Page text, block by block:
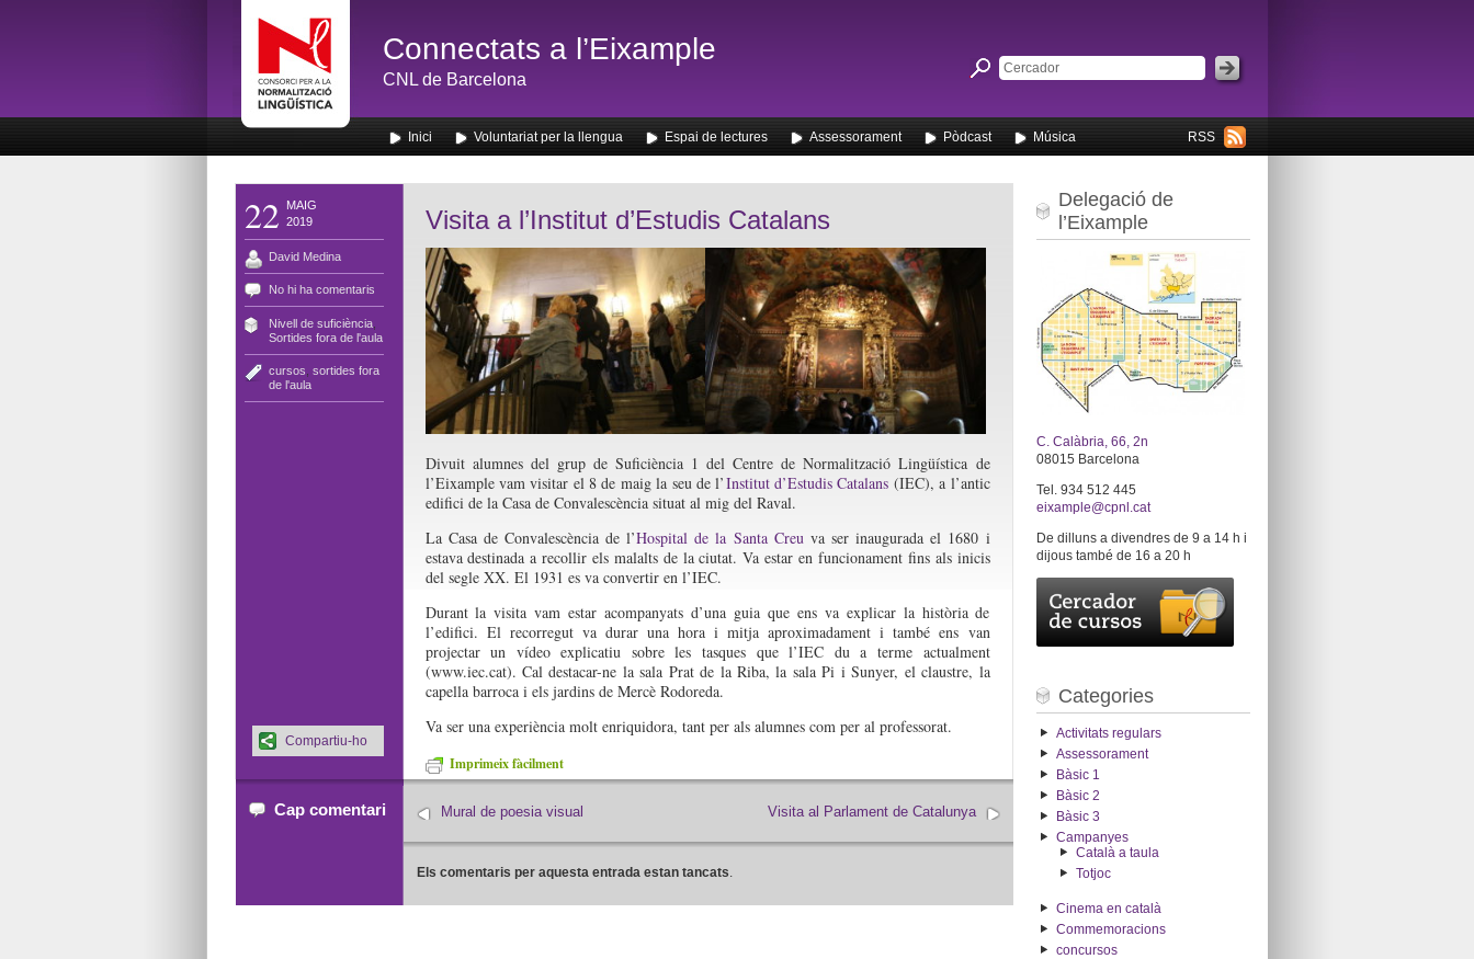
Connectats a l’Eixample
CNL de Barcelona
RSS
Inici Voluntariat per la llengua Espai de lectures Assessorament Pòdcast Música
22
MAIG
2019
David Medina
No hi ha comentaris
Nivell de suficiència,
Sortides fora de l'aula
cursos sortides fora
de l'aula
Visita a l’Institut d’Estudis Catalans
Divuit alumnes del grup de Suficiència 1 del Centre de Normalització Lingüística de
l’Eixample vam visitar el 8 de maig la seu de l’Institut d’Estudis Catalans (IEC), a l’antic
edifici de la Casa de Convalescència situat al mig del Raval.
La Casa de Convalescència de l’Hospital de la Santa Creuva ser inaugurada el 1680 i
estava destinada a recollir els malalts de la ciutat. Va estar en funcionament fins als inicis
del segle XX. El 1931 es va convertir en l’IEC.
Durant la visita vam estar acompanyats d’una guia que ens va explicar la història de
l’edifici. El recorregut va durar una hora i mitja aproximadament i també ens van
projectar un vídeo explicatiu sobre les tasques que l’IEC du a terme actualment
(www.iec.cat). Cal destacar-ne la sala Prat de la Riba, la sala Pi i Sunyer, el claustre, la
capella barroca i els jardins de Mercè Rodoreda.
Va ser una experiència molt enriquidora, tant per als alumnes com per al professorat.
Imprimeix fàcilment
Compartiu-ho
Cap comentari Visita al Parlament de Catalunya
Mural de poesia visual
Els comentaris per aquesta entrada estan tancats.
Delegació de
l’Eixample
C. Calàbria, 66, 2n
08015 Barcelona
Tel. 934 512 445
eixample@cpnl.cat
De dilluns a divendres de 9 a 14 h i
dijous també de 16 a 20 h
Categories
Activitats regulars
Assessorament
Bàsic 1
Bàsic 2
Bàsic 3
Campanyes
Català a taula
Totjoc
Cinema en català
Commemoracions
concursos